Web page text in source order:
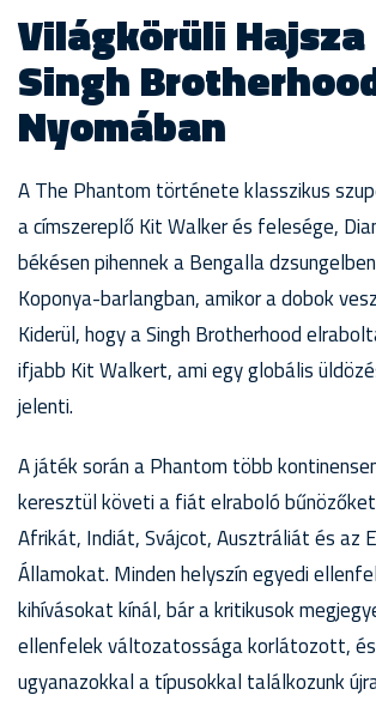
Világkörüli Hajsza
Singh
Nyomában
A The Phantom története klasszikus
a címszereplő Kit Walker és felesége,
békésen pihennek a Bengalla
Koponya-barlangban, amikor a dobok
Kiderül, hogy a Singh Brotherhood
ifjabb Kit Walkert, ami egy globális
jelenti.
A játék során a Phantom több
keresztül követi a fiát elraboló
Afrikát, Indiát, Svájcot, Ausztráliát és az
Államokat. Minden helyszín egyedi
kihívásokat kínál, bár a kritikusok
ellenfelek változatossága korlátozott,
ugyanazokkal a típusokkal találkozunk